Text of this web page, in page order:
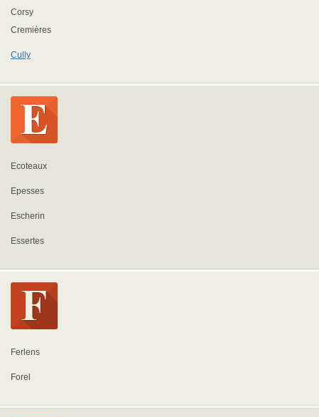
Corsy
Cremières
Cully
Ecoteaux
Epesses
Escherin
Essertes
Ferlens
Forel